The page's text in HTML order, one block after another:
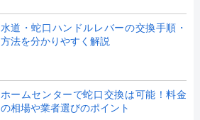
水道・蛇口ハンドルレバーの交換手順・
方法を分かりやすく解説
ホームセンターで蛇口交換は可能！料金
の相場や業者選びのポイント